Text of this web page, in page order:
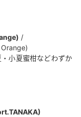
/
小夏蜜柑などわずか